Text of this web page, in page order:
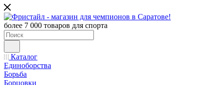
более 7 000 товаров для спорта
Каталог
Единоборства
Борьба
Борцовки